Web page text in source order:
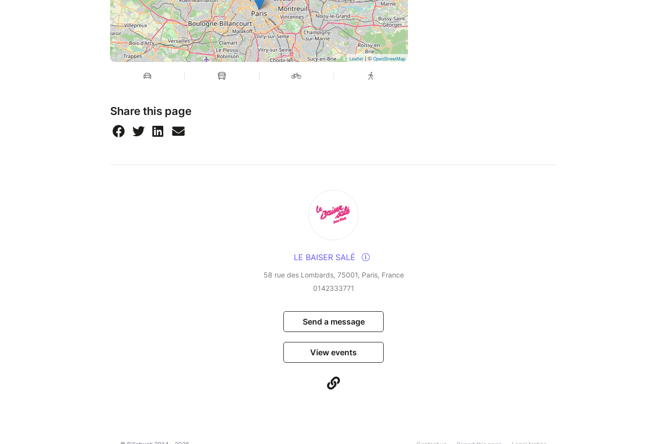
arms, our eyes, our ears and even the beating of our hearts.
Three, to express birth, life and death. But above all, life! And so the trance
began... The fantastic thing about intuition is that it is often right on the
money...
Leaflet| © OpenStreetMap
Share this page
LE BAISER SALÉ
58 rue des Lombards, 75001, Paris, France
0142333771
Send a message
View events